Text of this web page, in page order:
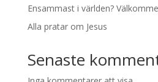
Ensammast i världen?
Alla pratar om Jesus
Senaste